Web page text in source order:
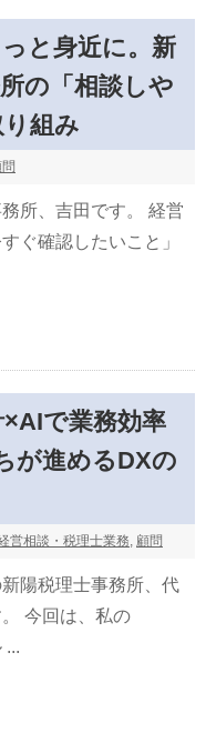
と身近に。新
の「相談しや
組み
所、吉田です。 経営
ぐ確認したいこと」
で業務効率
が進めるDXの
営相談・税理士業務, 顧問
陽税理士事務所、代
今回は、私の
...